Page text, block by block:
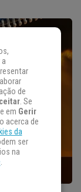
de
. Se
em Gerir
acerca de
da
ser
na
.